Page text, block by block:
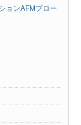
ョンAFMプロー